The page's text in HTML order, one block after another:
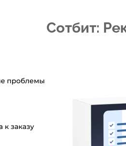
Сотбит: